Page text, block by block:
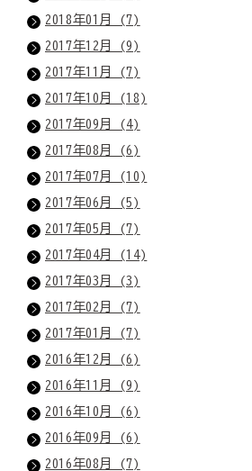
2018年01月 (7)
2017年12月 (9)
2017年11月 (7)
2017年10月 (18)
2017年09月 (4)
2017年08月 (6)
2017年07月 (10)
2017年06月 (5)
2017年05月 (7)
2017年04月 (14)
2017年03月 (3)
2017年02月 (7)
2017年01月 (7)
2016年12月 (6)
2016年11月 (9)
2016年10月 (6)
2016年09月 (6)
2016年08月 (7)